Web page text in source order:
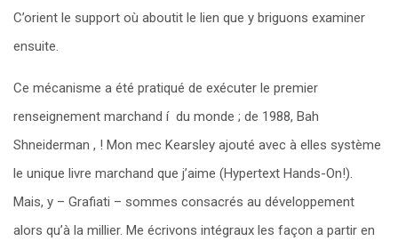
C’orient le support où aboutit le lien que y briguons examiner
ensuite.
Ce mécanisme a été pratiqué de exécuter le premier
renseignement marchand í du monde ; de 1988, Bah
Shneiderman , ! Mon mec Kearsley ajouté avec à elles système
le unique livre marchand que j’aime (Hypertext Hands-On!).
Mais, y – Grafiati – sommes consacrés au développement
alors qu’à la millier. Me écrivons intégraux les façon a partir en